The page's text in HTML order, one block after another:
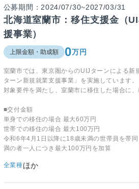
公募期間：2024/07/30~2027/03/31
北海道室蘭市：移住支援金（
援事業）
上限金額・助成額 0万円
室蘭市では、東京圏からのUIJターンによる新
ターン新規就業支援事業」を実施しています。
対象要件を満たし、室蘭市に移住した場合に、
■交付金額
単身での移住の場合 最大60万円
世帯での移住の場合 最大100万円
令和6年4月1日以降に18歳未満の世帯員を帯
満の者一人につき最大100万円を加算
全業種ほか